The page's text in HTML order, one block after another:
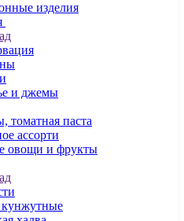
изделия
и джемы
томатная паста
ассорти
овощи и фрукты